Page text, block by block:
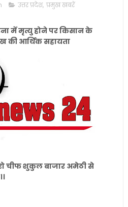
उत्तर प्रदेश, प्रमुख खबरें
में मृत्यु होने पर किसान के
की आर्थिक सहायता
चीफ शुकुल बाजार अमेठी से